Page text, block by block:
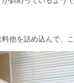
他を詰め込んで、こ